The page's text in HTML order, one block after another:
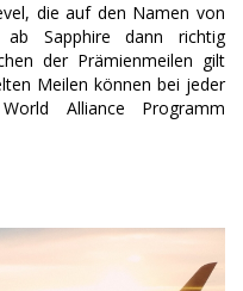
die auf den Namen von
ab Sapphire dann richtig
der Prämienmeilen gilt
Meilen können bei jeder
Alliance Programm